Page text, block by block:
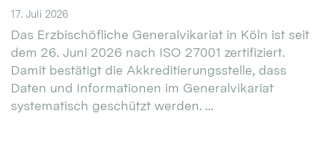
17. Juli 2026
Das Erzbischöfliche Generalvikariat in Köln ist seit
dem 26. Juni 2026 nach ISO 27001 zertifiziert.
Damit bestätigt die Akkreditierungsstelle, dass
Daten und Informationen im Generalvikariat
systematisch geschützt werden. ...